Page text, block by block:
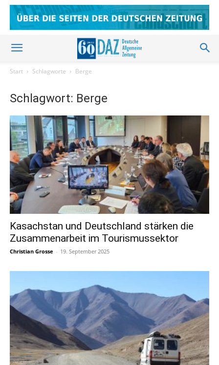
Start Schlagworte Berge
Schlagwort: Berge
Kasachstan und Deutschland stärken die
Zusammenarbeit im Tourismussektor
Christian Grosse - 19. September 2025